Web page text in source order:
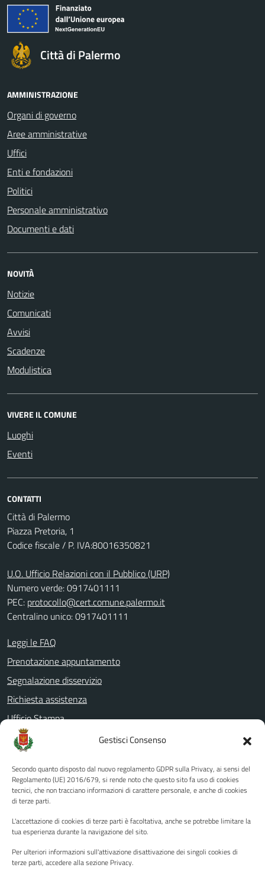
Gestisci Consenso
Secondo quanto disposto dal nuovo regolamento GDPR sulla Privacy, ai sensi del
Regolamento (UE) 2016/679, si rende noto che questo sito fa uso di cookies
tecnici, che non tracciano informazioni di carattere personale, e anche di cookies
di terze parti.
L'accettazione di cookies di terze parti è facoltativa, anche se potrebbe limitare la
tua esperienza durante la navigazione del sito.
Per ulteriori informazioni sull'attivazione disattivazione dei singoli cookies di
terze parti, accedere alla sezione Privacy.
Città di Palermo
AMMINISTRAZIONE
Organi di governo
Aree amministrative
Uffici
Enti e fondazioni
Politici
Personale amministrativo
Documenti e dati
NOVITÀ
Notizie
Comunicati
Avvisi
Scadenze
Modulistica
VIVERE IL COMUNE
Luoghi
Eventi
CONTATTI
Città di Palermo
Piazza Pretoria, 1
Codice fiscale / P. IVA:80016350821
U.O. Ufficio Relazioni con il Pubblico (URP)
Numero verde: 0917401111
PEC: protocollo@cert.comune.palermo.it
Centralino unico: 0917401111
Leggi le FAQ
Prenotazione appuntamento
Segnalazione disservizio
Richiesta assistenza
Ufficio Stampa
Amministrazione Trasparente
Albo pretorio
Informativa privacy
Note legali
Piano di miglioramento del sito